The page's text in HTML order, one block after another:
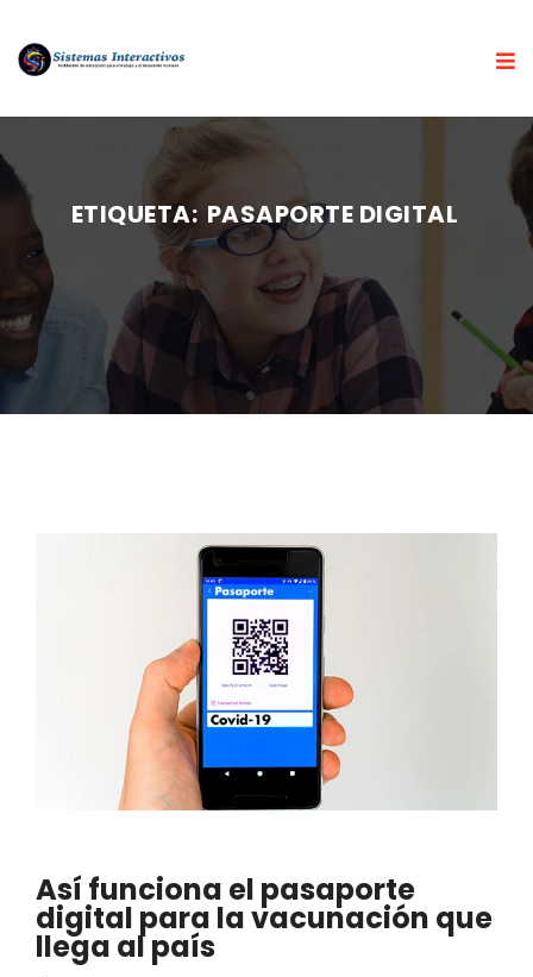
ETIQUETA: PASAPORTE DIGITAL
Así funciona el pasaporte
digital para la vacunación que
llega al país